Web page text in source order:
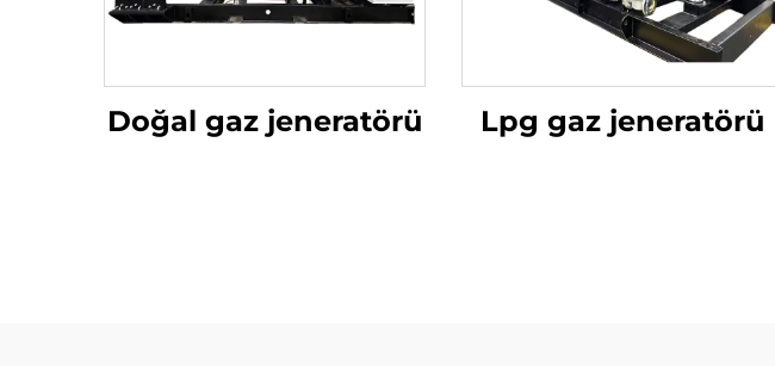
Doğal gaz jeneratörü Lpg gaz jeneratörü